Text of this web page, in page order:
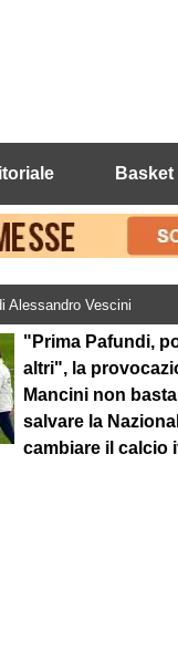
Basket
Alessandro Vescini
"Prima Pafundi,
altri", la
Mancini non
salvare la
cambiare il calcio